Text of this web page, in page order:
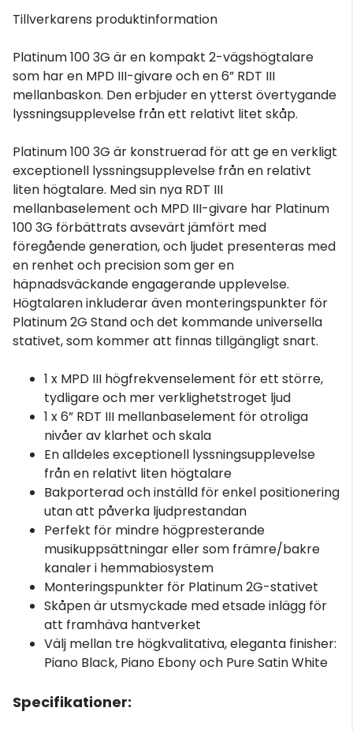
Tillverkarens produktinformation
Platinum 100 3G är en kompakt 2-vägshögtalare
som har en MPD III-givare och en 6” RDT III
mellanbaskon. Den erbjuder en ytterst övertygande
lyssningsupplevelse från ett relativt litet skåp.
Platinum 100 3G är konstruerad för att ge en verkligt
exceptionell lyssningsupplevelse från en relativt
liten högtalare. Med sin nya RDT III
mellanbaselement och MPD III-givare har Platinum
100 3G förbättrats avsevärt jämfört med
föregående generation, och ljudet presenteras med
en renhet och precision som ger en
häpnadsväckande engagerande upplevelse.
Högtalaren inkluderar även monteringspunkter för
Platinum 2G Stand och det kommande universella
stativet, som kommer att finnas tillgängligt snart.
1 x MPD III högfrekvenselement för ett större,
tydligare och mer verklighetstroget ljud
1 x 6” RDT III mellanbaselement för otroliga
nivåer av klarhet och skala
En alldeles exceptionell lyssningsupplevelse
från en relativt liten högtalare
Bakporterad och inställd för enkel positionering
utan att påverka ljudprestandan
Perfekt för mindre högpresterande
musikuppsättningar eller som främre/bakre
kanaler i hemmabiosystem
Monteringspunkter för Platinum 2G-stativet
Skåpen är utsmyckade med etsade inlägg för
att framhäva hantverket
Välj mellan tre högkvalitativa, eleganta finisher:
Piano Black, Piano Ebony och Pure Satin White
Specifikationer: